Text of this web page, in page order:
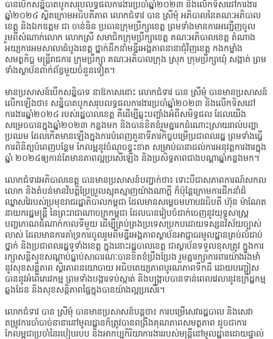
បានបើកសន្និបាតបូកសរុបលទ្ធផលការងារប្រចាំឆ្នាំ២០២៣ និងលើកទិសដៅការងារ
ឆ្នាំ២០២៤ ស្ថិតក្រោមអធិបតីភាព លោកជំទាវ បាន ស្រីមុំ អភិបាលនៃគណៈអភិបាល
ខេត្ត និងឯកឧត្ដម ជា ចាន់ឌិន ប្រធានក្រុមប្រឹក្សាខេត្ត ព្រមទាំងមានការអញ្ជើញចូល
រួមពីសំណាក់លោក លោកស្រី សមាជិកក្រុមប្រឹក្សាខេត្ត គណៈអភិបាលខេត្ត តំណាង
អយ្យការអមសាលាដំបូងខេត្ត ថ្នាក់ដឹកនាំមន្ទីរអង្គភាពនានាជុំវិញខេត្ត កងកម្លាំង
សមត្ថកិច្ច មន្ត្រីរាជការ ក្រុមប្រឹក្សា គណៈអភិបាលក្រុង ស្រុក ក្រុមប្រឹក្សាឃុំ សង្កាត់ ព្រម
ទាំងស្ថាប័នពាក់ព័ន្ធមួយចំនួនទៀត។
មានប្រសាសន៍បើកសន្និបាទ នាឱកាសនោះ លោកជំទាវ បាន ស្រីមុំ បានមានប្រសាសន៍
លើកឡើងថា៖ សន្និបាតបូកសរុបលទ្ធផលការងារប្រចាំឆ្នាំ២០២៣ និងលើកទិសដៅ
ការងារឆ្នាំ២០២៤ របស់រដ្ឋបាលខេត្ត គឺដើម្បីឆ្លុះបញ្ចាំងអំពីសមិទ្ធផល ដែលយើង
សម្រេចបានក្នុងឆ្នាំ២០២៣ កន្លងមក និងបានខិតខំរួមគ្នារកដំណោះស្រាយរាល់បញ្ហា
ប្រឈម ដែលកើតមានឡើងក្នុងការបំពេញតួនាទីភារកិច្ចបម្រើប្រជាពលរដ្ឋ ព្រមទាំងធ្វើ
ការពិនិត្យបំពេញបន្ថែម កែលម្អនូវចំណុចខ្វះខាត សម្រាប់ធានាដល់ការអនុវត្តការងារក្នុង
ឆ្នាំ ២០២៤ឲ្យកាន់តែមានភាពល្អប្រសើឡើង និងប្រសិទ្ធភាពជាងបណ្តាឆ្នាំកន្លងមក។
លោកជំទាវអភិបាលខេត្ត បានមានប្រសាសន៍បញ្ជាក់ថា៖ ទោះបីជាសភាពការណ៍សកល
លោក និងតំបន់មានវិបត្តិប្រែប្រួលស្មុគស្មាញយ៉ាងណាក្ដី ក៏ប៉ុន្តែក្រោមការដឹកនាំដ៏
ឈ្លាសវៃរបស់ប្រមុខរាជរដ្ឋាភិបាលកម្ពុជា ដែលមានសម្ដេចមហាបវរធិបតី ហ៊ុន ម៉ាណែត
នាយករដ្ឋមន្ត្រី នៃព្រះរាជាណាចក្រកម្ពុជា ដែលបានរៀបចំដាក់ចេញនូវយុទ្ធសាស្ត្រ
បញ្ចកោណដំណាក់កាលទីមួយ ដើម្បីគ្រប់គ្រងប្រទេសប្រកបដោយទស្សនវិស័យច្បាស់
លាស់ ដែលមានការគាំទ្រការចូលរួមពីមន្ទីរអង្គភាពស្ថាប័នអាជ្ញាធរមូលដ្ឋានគ្រប់លំដាប់
ថ្នាក់ និងប្រជាពលរដ្ឋទូទាំងខេត្ត ក្នុងនោះរដ្ឋបាលខេត្ត ជាស្ថាប័នទទួលខុសត្រូវ ក្នុងការ
រក្សាសន្តិសុខសណ្ដាប់ធ្នាប់សាធារណៈបានខិតខំប្រឹងប្រែង រួមគ្នារក្សាការពារយ៉ាងរឹងមាំ
នូវសុខសន្តិភាព ស្ថិរភាពនយោបាយ អធិបតេយ្យភាពបូរណភាពទឹកដី ដោយបញ្ចៀស
បាននូវអំពើភេរវកម្ម ព្រមទាំងបង្ការទប់ស្កាត់ និងបង្ក្រាបបានទាន់ពេលវេលានូវឧក្រិដ្ឋកម្ម
ឆ្លងដែន និងសុខសន្តិភាពផ្ទៃក្នុងបានយ៉ាងល្អប្រសើរ។
លោកជំទាវ បាន ស្រីមុំ បានមានប្រសាសន៍បន្តថា៖ ការបម្រើសេវារដ្ឋបាល និងសេវា
តម្រូវការចាំបាច់នានានៅមូលដ្ឋានក៏ត្រូវបានពង្រឹងគុណភាពសមត្ថភាព ដូចជាការ
កែលម្អជាប្រចាំនៃរបៀបរបប និងអាកប្បកិរិយាការងាររបស់មន្ត្រីនៅមូលដ្ឋានដោយផ្ទាល់